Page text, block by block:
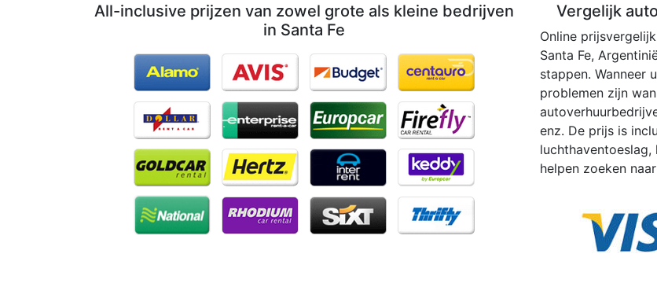
All-inclusive prijzen van zowel grote als kleine bedrijven
in Santa Fe
Vergelijk
Online
Santa Fe,
stappen. Wanneer
problemen zijn
enz. De prijs is
helpen zoeken